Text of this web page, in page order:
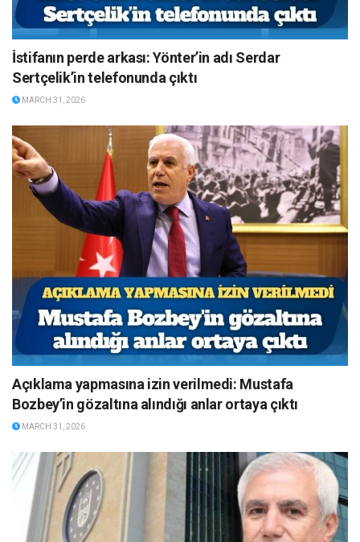
İstifanın perde arkası: Yönter’in adı Serdar
Sertçelik’in telefonunda çıktı
MARCH 31, 2026
Açıklama yapmasına izin verilmedi: Mustafa
Bozbey’in gözaltına alındığı anlar ortaya çıktı
MARCH 31, 2026